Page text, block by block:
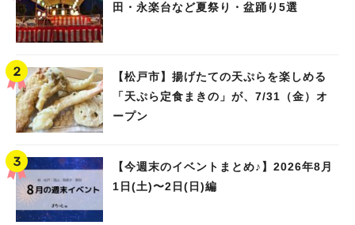
田・永楽台など夏祭り・盆踊り5選
【松戸市】揚げたての天ぷらを楽しめる
「天ぷら定食まきの」が、7/31（金）オ
ープン
【今週末のイベントまとめ♪】2026年8月
1日(土)〜2日(日)編